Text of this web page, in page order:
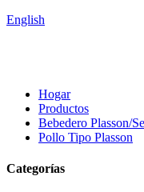
English
Hogar
Productos
Bebedero Plasson/
Pollo Tipo Plasson
Categorías